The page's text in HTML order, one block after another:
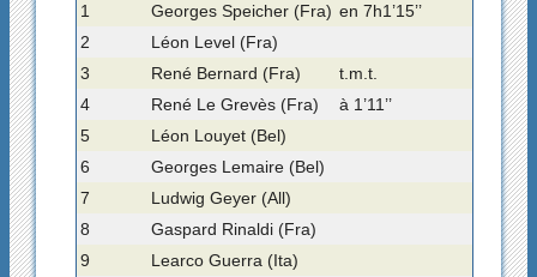
1 Georges Speicher (Fra) en 7h1’15’’
2
Léon Level (Fra)
3
René Bernard (Fra)
t.m.t.
4
René Le Grevès (Fra)
à 1’11’’
5
Léon Louyet (Bel)
6
Georges Lemaire (Bel)
7
Ludwig Geyer (All)
8
Gaspard Rinaldi (Fra)
9
Learco Guerra (Ita)